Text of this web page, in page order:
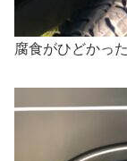
腐食がひどかっ